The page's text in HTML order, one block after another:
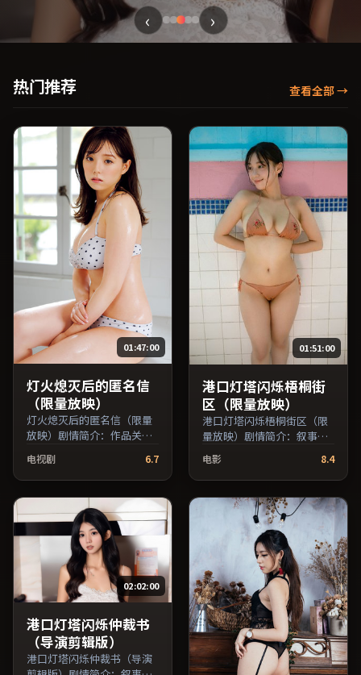
‹ ›
热门推荐 查看全部→
01:47:00
灯火熄灭后的匿名信
（限量放映）
灯火熄灭后的匿名信（限量
放映）剧情简介：作品关注
质感兼顾院线观感与流媒体
清晰度；由娄烨执导，沈
腾、周迅、木村拓哉等主
演，中国香港出品，历史类
型，2016年上映 / 2016年4
月28日于中国香港地区院线
首映，网络平台同步更新片
源。在网络平台播放时建议
开启高清画质以获得更佳细
节。（国产影视资源大全免
费条目索引，支持片名与演
员交叉检索。）
电视剧 6.7
01:51:00
港口灯塔闪烁梧桐街
区（限量放映）
港口灯塔闪烁梧桐街区（限
量放映）剧情简介：叙事在
多重视角间切换，场面调度
注重留白与观众想象空间；
由林超贤执导，张子枫、黄
渤、倪妮等主演，英国出
品，爱情类型，2021年上映
/ 2021年7月16日于英国地区
院线首映，网络平台同步更
新片源。可作为周末家庭观
影或独自细品的口碑之选。
（国产影视资源大全免费条
目索引，支持片名与演员交
叉检索。）
电影 8.4
02:02:00
港口灯塔闪烁仲裁书
（导演剪辑版）
港口灯塔闪烁仲裁书（导演